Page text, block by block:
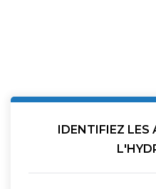
IDENTIFIEZ LES